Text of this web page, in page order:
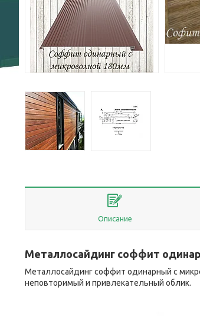
Описание
Металлосайдинг соффит
Металлосайдинг соффит одинарный с
неповторимый и привлекательный облик.